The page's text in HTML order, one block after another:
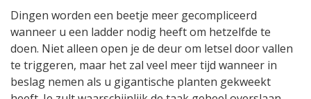
Dingen worden een beetje meer gecompliceerd
wanneer u een ladder nodig heeft om hetzelfde te
doen. Niet alleen open je de deur om letsel door vallen
te triggeren, maar het zal veel meer tijd wanneer in
beslag nemen als u gigantische planten gekweekt